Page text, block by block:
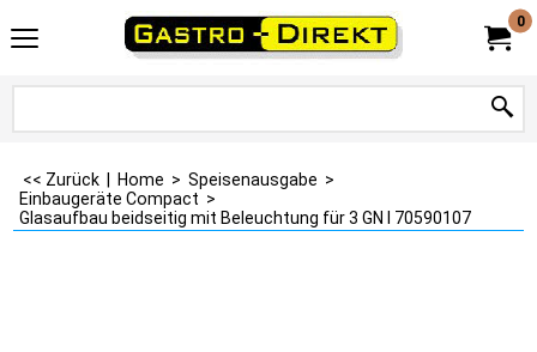
0
<< Zurück Home > Speisenausgabe >
Einbaugeräte Compact >
Glasaufbau beidseitig mit Beleuchtung für 3 GN I 70590107